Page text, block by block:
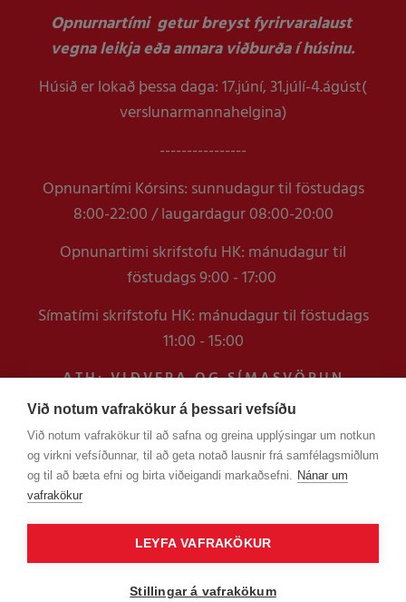
Við notum vafrakökur á þessari vefsíðu
Við notum vafrakökur til að safna og greina upplýsingar um notkun
og virkni vefsíðunnar, til að geta notað lausnir frá samfélagsmiðlum
og til að bæta efni og birta viðeigandi markaðsefni. Nánar um
vafrakökur
LEYFA VAFRAKÖKUR
Stillingar á vafrakökum
Opnurnartími getur breyst fyrirvaralaust
vegna leikja eða annara viðburða í húsinu.
Húsið er lokað þessa daga: 17.júní, 31.júlí-4.ágúst(
verslunarmannahelgina)
----------------
Opnunartími Kórsins: sunnudagur til föstudags
8:00-22:00 / laugardagur 08:00-20:00
Opnunartimi skrifstofu HK: mánudagur til
föstudags 9:00 - 17:00
Símatími skrifstofu HK: mánudagur til föstudags
11:00 - 15:00
ATH: VIÐVERA OG SÍMASVÖRUN
VERÐUR TAKMÖRKUÐ Á
SKRIFSTOFUNNI FRAM YFIR
VERSLUNARMANNHELGI
EN ERINDUM SEM KOMA Í GEGNUM
TÖLVUPÓSTA VERÐUR SVARAÐ